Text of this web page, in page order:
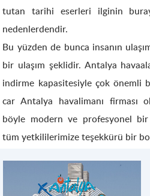
tutan tarihi eserleri ilginin
nedenlerdendir.
Bu yüzden de bunca insanın
bir ulaşım şeklidir. Antalya
indirme kapasitesiyle çok önemli
car Antalya havalimanı firması
böyle modern ve profesyonel bir
tüm yetkililerimize teşekkürü bir